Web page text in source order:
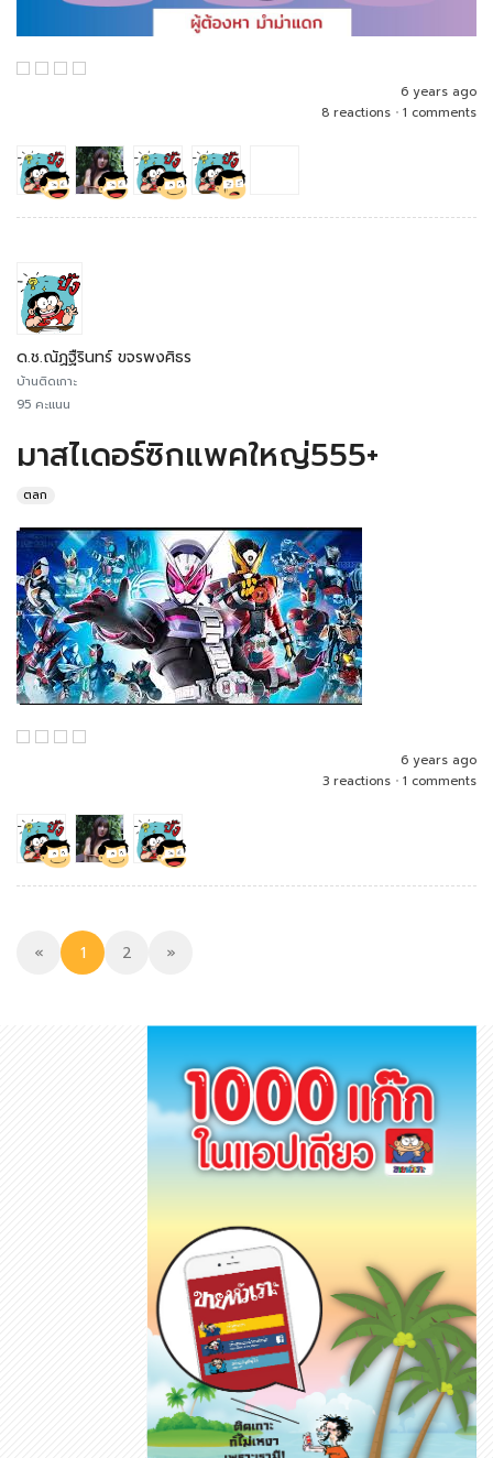
6 years ago
8 reactions • 1 comments
ด.ช.ณัฏฐืรินทร์ ขจรพงศิธร
บ้านติดเกาะ
95 คะแนน
มาสไเดอร์ซิกแพคใหญ่555+
ตลก
6 years ago
3 reactions • 1 comments
« 1 2 »